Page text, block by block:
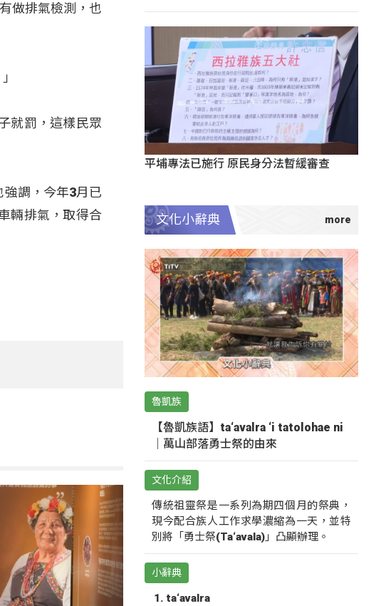
做排氣檢測，也
就罰，這樣民眾
調，今年3月已
輛排氣，取得合
平埔專法已施行 原民身分法暫緩審查
文化小辭典
魯凱族
【魯凱族語】ta‘avalra ‘i tatolohae ni
｜萬山部落勇士祭的由來
文化介紹
傳統祖靈祭是一系列為期四個月的祭典，
現今配合族人工作求學濃縮為一天，並特
別將「勇士祭(Ta‘avala)」凸顯辦理。
小辭典
ta‘avalra